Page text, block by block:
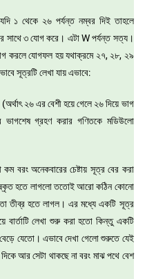
১ থেকে ২৬ পর্যন্ত নম্বর দিই তাহলে
সাথে ৩ যোগ করে। এটা W পর্যন্ত সত্য।
করলে যোগফল হয় যথাক্রমে ২৭, ২৮, ২৯
সূত্রটি লেখা যায় এভাবে:
২৬ এর বেশী হয়ে গেলে ২৬ দিয়ে ভাগ
গ্রহণ করার গণিতকে মডিউলো
বরং অনেকবারের চেষ্টায় সূত্র বের করা
হতে লাগলো ততোই আরো কঠিন কোনো
তীব্র হতে লাগল। এর মধ্যে একটি সূত্র
বার্তাটি লেখা শুরু করা হতো কিন্তু একটি
বেড়ে যেতো। এভাবে দেখা গেলো শুরুতে যেই
দিকে আর সেটা থাকছে না বরং মাঝ পথে বেশ